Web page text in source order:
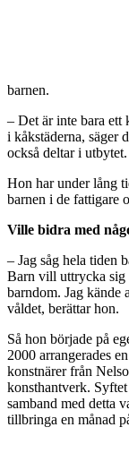
barnen.
– Det är inte bara ett
i kåkstäderna, säger
också deltar i utbytet.
Hon har under lång
barnen i de fattigare
Ville bidra med
– Jag såg hela tiden
Barn vill uttrycka sig
barndom. Jag kände
våldet, berättar hon.
Så hon började på
2000 arrangerades
konstnärer från
konsthantverk.
samband med detta
tillbringa en månad